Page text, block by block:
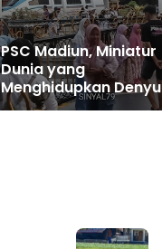
PSC Madiun, Miniatur
Dunia yang
Menghidupkan
Wisata Kota Gadis